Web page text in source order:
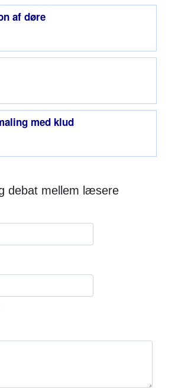
af døre
med klud
debat mellem læsere